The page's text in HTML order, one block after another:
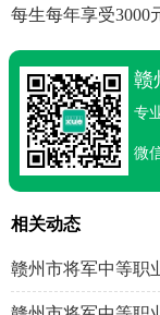
每生每年享受3000
赣
专
微
相关动态
赣州市将军中等职